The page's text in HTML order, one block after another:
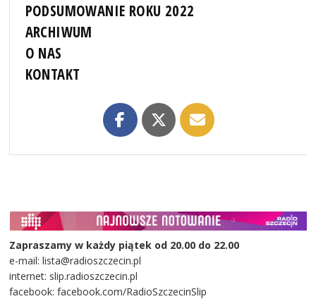
PODSUMOWANIE ROKU 2022
ARCHIWUM
O NAS
KONTAKT
Zapraszamy w każdy piątek od 20.00 do 22.00
e-mail: lista@radioszczecin.pl
internet: slip.radioszczecin.pl
facebook: facebook.com/RadioSzczecinSlip